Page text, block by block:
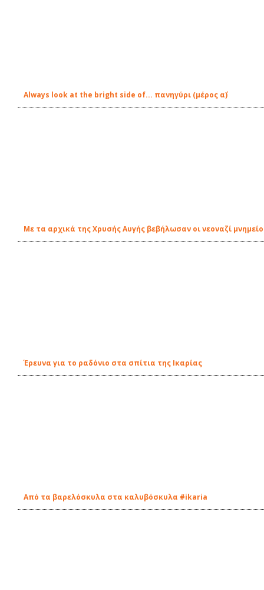
Always look at the bright side of... πανηγύρι (μέρος α΄)
Με τα αρχικά της Χρυσής Αυγής βεβήλωσαν οι νεοναζί
Έρευνα για το ραδόνιο στα σπίτια της Ικαρίας
Από τα βαρελόσκυλα στα καλυβόσκυλα #ikaria